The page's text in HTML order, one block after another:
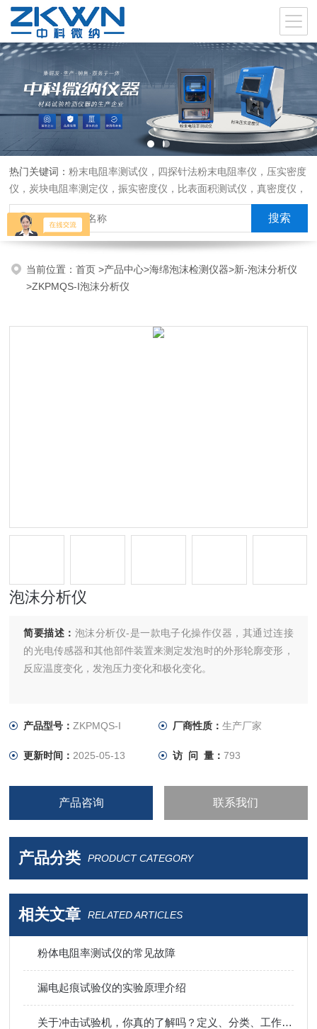
热门关键词：粉末电阻率测试仪，四探针法粉末电阻率仪，压实密度
仪，炭块电阻率测定仪，振实密度仪，比表面积测试仪，真密度仪，
炭块热膨胀仪，炭块透气率仪，炭块二氧化碳反应测定仪
当前位置：首页>产品中心>海绵泡沫检测仪器>新-泡沫分析仪
>ZKPMQS-I泡沫分析仪
泡沫分析仪
简要描述： 泡沫分析仪-是一款电子化操作仪器，其通过连接
的光电传感器和其他部件装置来测定发泡时的外形轮廓变形，
反应温度变化，发泡压力变化和极化变化。
产品型号：ZKPMQS-I 厂商性质： 生产厂家
更新时间： 2025-05-13 访 问 量： 793
产品咨询 联系我们
产品分类 PRODUCT CATEGORY
相关文章 RELATED ARTICLES
粉体电阻率测试仪的常见故障
漏电起痕试验仪的实验原理介绍
关于冲击试验机，你真的了解吗？定义、分类、工作原理